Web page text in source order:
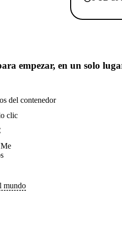
empezar, en un solo
del contenedor
clic
mundo